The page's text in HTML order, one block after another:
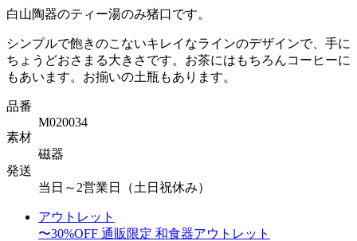
白山陶器のティー湯のみ猪口です。
シンプルで飽きのこないキレイなラインのデザインで、手に
ちょうどおさまる大きさです。お茶にはもちろんコーヒーに
もあいます。お揃いの土瓶もあります。
品番
M020034
素材
磁器
発送
当日～2営業日（土日祝休み）
アウトレット
〜30%OFF 通販限定 和食器アウトレット